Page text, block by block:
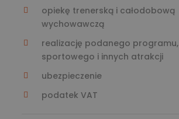
opiekę trenerską i całodobową
wychowawczą
realizację podanego programu,
sportowego i innych atrakcji
ubezpieczenie
podatek VAT